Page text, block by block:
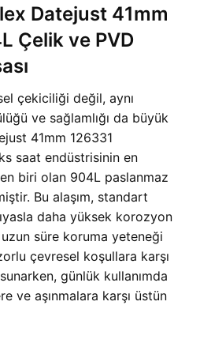
Datejust 41mm
Çelik ve PVD
çekiciliği değil, aynı
ve sağlamlığı da büyük
41mm 126331
saat endüstrisinin en
biri olan 904L paslanmaz
Bu alaşım, standart
daha yüksek korozyon
uzun süre koruma yeteneği
çevresel koşullara karşı
günlük kullanımda
ve aşınmalara karşı üstün